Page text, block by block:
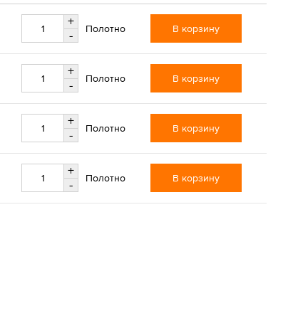
+
-
Полотно В корзину
+
-
Полотно В корзину
+
-
Полотно В корзину
+
-
Полотно В корзину